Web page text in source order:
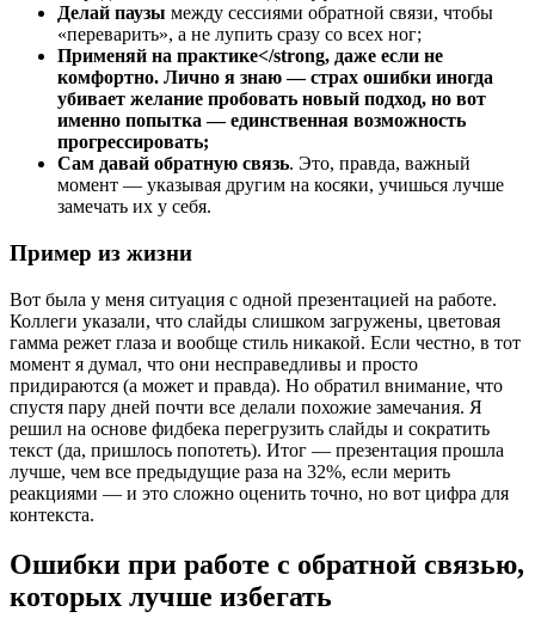
Делай паузы между сессиями обратной связи, чтобы
«переварить», а не лупить сразу со всех ног;
Применяй на практике</strong, даже если не
комфортно. Лично я знаю — страх ошибки иногда
убивает желание пробовать новый подход, но вот
именно попытка — единственная возможность
прогрессировать;
Сам давай обратную связь. Это, правда, важный
момент — указывая другим на косяки, учишься лучше
замечать их у себя.
Пример из жизни
Вот была у меня ситуация с одной презентацией на работе.
Коллеги указали, что слайды слишком загружены, цветовая
гамма режет глаза и вообще стиль никакой. Если честно, в тот
момент я думал, что они несправедливы и просто
придираются (а может и правда). Но обратил внимание, что
спустя пару дней почти все делали похожие замечания. Я
решил на основе фидбека перегрузить слайды и сократить
текст (да, пришлось попотеть). Итог — презентация прошла
лучше, чем все предыдущие раза на 32%, если мерить
реакциями — и это сложно оценить точно, но вот цифра для
контекста.
Ошибки при работе с обратной связью,
которых лучше избегать